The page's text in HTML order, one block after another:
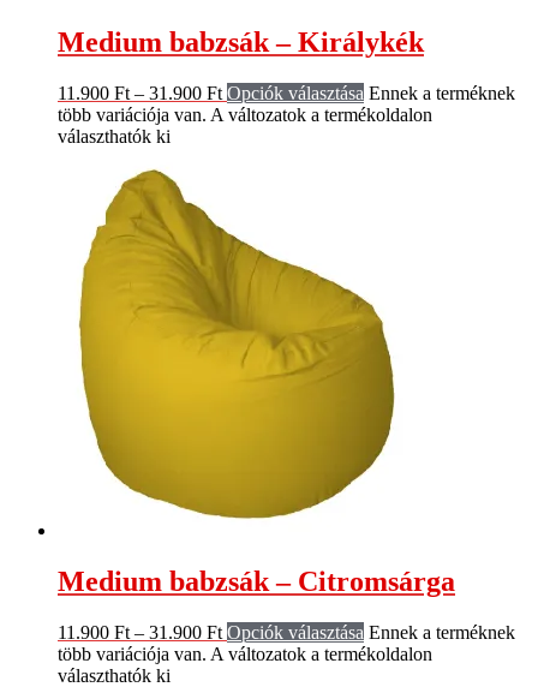
Medium babzsák – Királykék
11.900 Ft – 31.900 Ft Opciók választása Ennek a terméknek
több variációja van. A változatok a termékoldalon
választhatók ki
Medium babzsák – Citromsárga
11.900 Ft – 31.900 Ft Opciók választása Ennek a terméknek
több variációja van. A változatok a termékoldalon
választhatók ki